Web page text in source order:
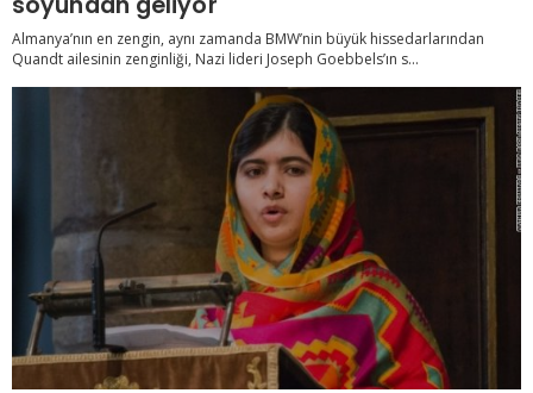
Almanya’nın en zengin, aynı zamanda BMW’nin büyük hissedarlarından
Quandt ailesinin zenginliği, Nazi lideri Joseph Goebbels’ın s...